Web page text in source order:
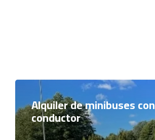
Alquiler de minibuses con
conductor